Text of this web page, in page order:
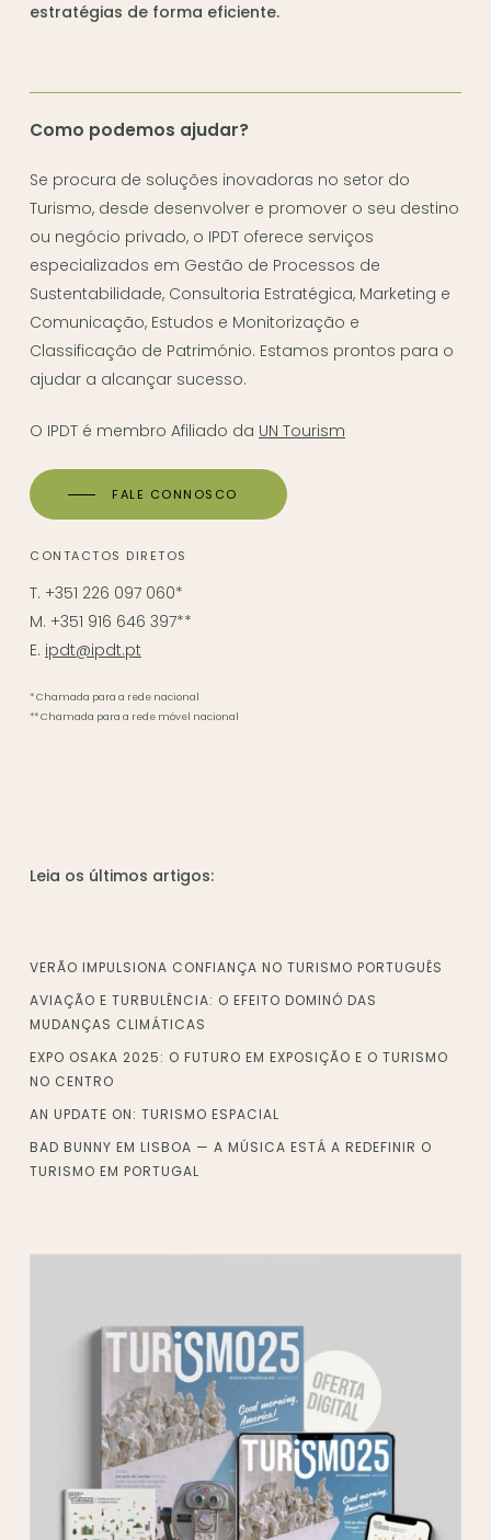
estratégias de forma eficiente.
Como podemos ajudar?
Se procura de soluções inovadoras no setor do
Turismo, desde desenvolver e promover o seu destino
ou negócio privado, o IPDT oferece serviços
especializados em Gestão de Processos de
Sustentabilidade, Consultoria Estratégica, Marketing e
Comunicação, Estudos e Monitorização e
Classificação de Património. Estamos prontos para o
ajudar a alcançar sucesso.
O IPDT é membro Afiliado da UN Tourism
FALE CONNOSCO
CONTACTOS DIRETOS
T. +351 226 097 060*
M. +351 916 646 397**
E. ipdt@ipdt.pt
* Chamada para a rede nacional
** Chamada para a rede móvel nacional
Leia os últimos artigos:
VERÃO IMPULSIONA CONFIANÇA NO TURISMO PORTUGUÊS
AVIAÇÃO E TURBULÊNCIA: O EFEITO DOMINÓ DAS
MUDANÇAS CLIMÁTICAS
EXPO OSAKA 2025: O FUTURO EM EXPOSIÇÃO E O TURISMO
NO CENTRO
AN UPDATE ON: TURISMO ESPACIAL
BAD BUNNY EM LISBOA — A MÚSICA ESTÁ A REDEFINIR O
TURISMO EM PORTUGAL